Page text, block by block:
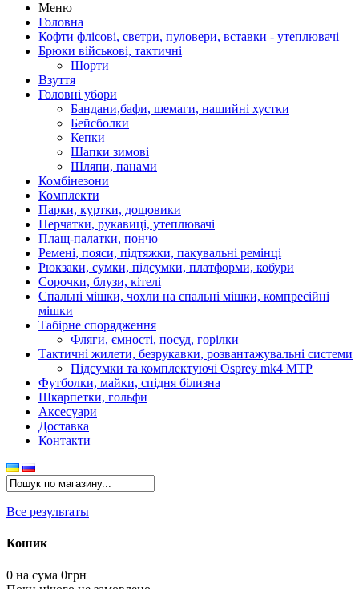
Меню
Головна
Кофти флісові, светри, пуловери, вставки - утеплювачі
Брюки військові, тактичні
Шорти
Взуття
Головні убори
Бандани,бафи, шемаги, нашийні хустки
Бейсболки
Кепки
Шапки зимові
Шляпи, панами
Комбінезони
Комплекти
Парки, куртки, дощовики
Перчатки, рукавиці, утеплювачі
Плащ-палатки, пончо
Ремені, пояси, підтяжки, пакувальні ремінці
Рюкзаки, сумки, підсумки, платформи, кобури
Сорочки, блузи, кітелі
Спальні мішки, чохли на спальні мішки, компресійні
мішки
Табірне спорядження
Фляги, ємності, посуд, горілки
Тактичні жилети, безрукавки, розвантажувальні системи
Підсумки та комплектуючі Osprey mk4 MTP
Футболки, майки, спідня білизна
Шкарпетки, гольфи
Аксесуари
Доставка
Контакти
Все результаты
Кошик
0 на сума 0грн